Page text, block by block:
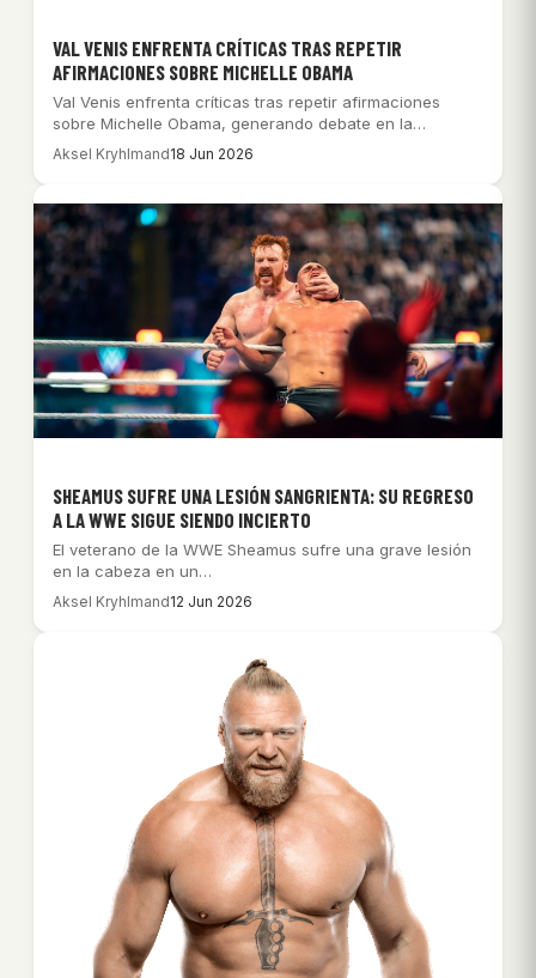
VAL VENIS ENFRENTA CRÍTICAS TRAS REPETIR
AFIRMACIONES SOBRE MICHELLE OBAMA
Val Venis enfrenta críticas tras repetir afirmaciones
sobre Michelle Obama, generando debate en la
comunidad…
Aksel Kryhlmand18 Jun 2026
SHEAMUS SUFRE UNA LESIÓN SANGRIENTA: SU REGRESO
A LA WWE SIGUE SIENDO INCIERTO
El veterano de la WWE Sheamus sufre una grave lesión
en la cabeza en un…
Aksel Kryhlmand12 Jun 2026